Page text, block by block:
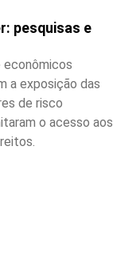
pesquisas e
econômicos
a exposição das
de risco
o acesso aos